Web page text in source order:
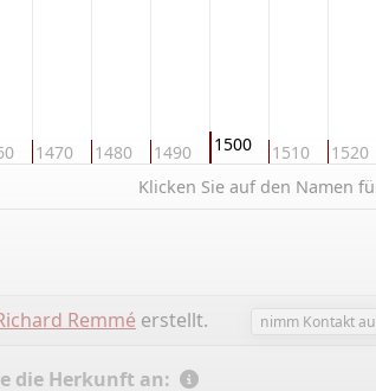
1470 1480 1490 1500 1510 1520
Klicken Sie auf den Namen
Remmé erstellt. nimm Kontakt
die Herkunft an: